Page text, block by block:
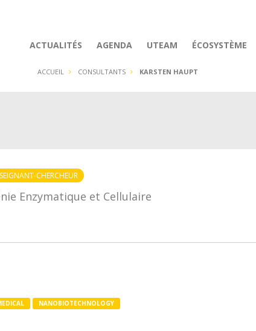
ACTUALITÉS AGENDA UTEAM ÉCOSYSTÈME
ACCUEIL CONSULTANTS KARSTEN HAUPT
CHERCHEUR
Enzymatique et Cellulaire
NANOBIOTECHNOLOGY